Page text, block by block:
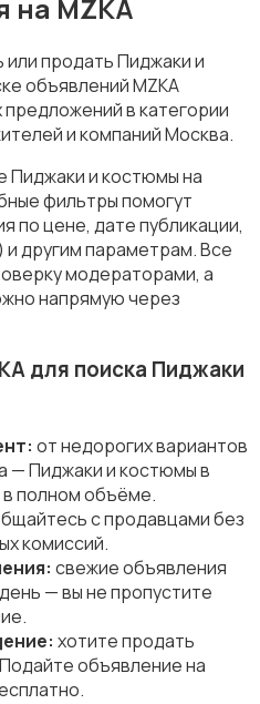
на MZKA
продать Пиджаки и
объявлений MZKA
в категории
и компаний Москва.
Пиджаки и костюмы на
фильтры помогут
по цене, дате публикации,
другим параметрам. Все
модераторами, а
напрямую через
для поиска Пиджаки
от недорогих вариантов
— Пиджаки и костюмы в
полном объёме.
с продавцами без
комиссий.
свежие объявления
— вы не пропустите
хотите продать
объявление на